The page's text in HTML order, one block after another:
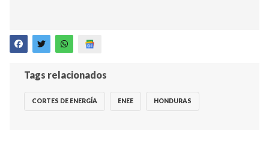
Tags relacionados
CORTES DE ENERGÍA ENEE HONDURAS